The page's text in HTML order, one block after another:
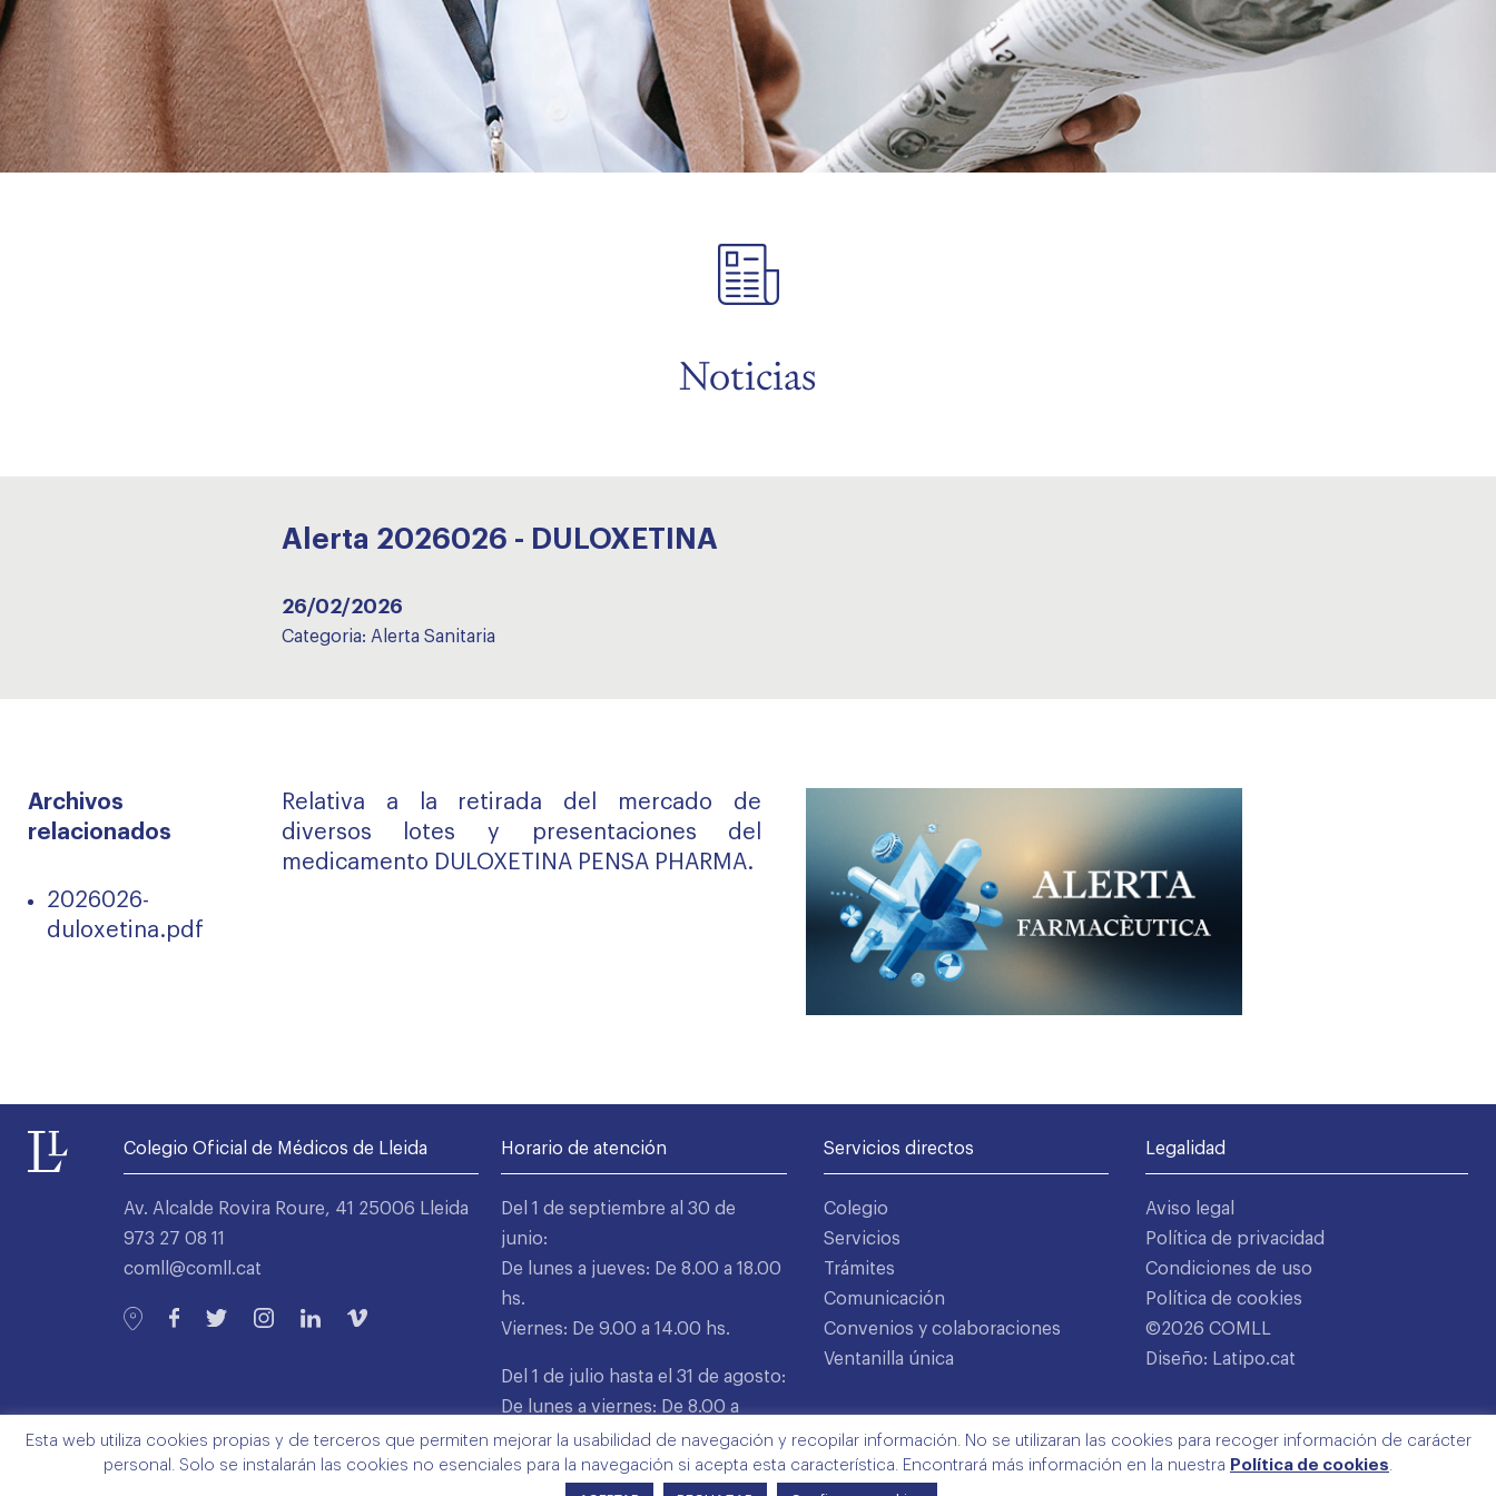
Noticias
Alerta 2026026 - DULOXETINA
26/02/2026
Categoria: Alerta Sanitaria
Archivos
relacionados
2026026-
duloxetina.pdf
Relativa a la retirada del mercado de
diversos lotes y presentaciones del
medicamento DULOXETINA PENSA PHARMA.
Colegio Oficial de Médicos de Lleida
Av. Alcalde Rovira Roure, 41 25006 Lleida
973 27 08 11
comll@comll.cat
Horario de atención
Del 1 de septiembre al 30 de
junio:
De lunes a jueves: De 8.00 a 18.00
hs.
Viernes: De 9.00 a 14.00 hs.
Del 1 de julio hasta el 31 de agosto:
De lunes a viernes: De 8.00 a
15.00 hs.
Servicios directos
Colegio
Servicios
Trámites
Comunicación
Convenios y colaboraciones
Ventanilla única
Legalidad
Aviso legal
Política de privacidad
Condiciones de uso
Política de cookies
©2026 COMLL
Diseño: Latipo.cat
Esta web utiliza cookies propias y de terceros que permiten mejorar la usabilidad de navegación y recopilar información. No se utilizaran las cookies para recoger información de carácter
personal. Solo se instalarán las cookies no esenciales para la navegación si acepta esta característica. Encontrará más información en la nuestra Política de cookies.